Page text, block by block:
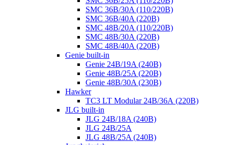
SMC 36B/30A (110/220B)
SMC 36B/40A (220B)
SMC 48B/20A (110/220B)
SMC 48B/30A (220B)
SMC 48B/40A (220B)
Genie built-in
Genie 24B/19A (240B)
Genie 48B/25A (220B)
Genie 48B/30A (230B)
Hawker
TC3 LT Modular 24В/36А (220B)
JLG built-in
JLG 24B/18A (240B)
JLG 24B/25A
JLG 48B/25A (240B)